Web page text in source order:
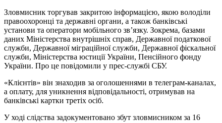
Зловмисник торгував закритою інформацією, якою володіли
правоохоронці та державні органи, а також банківські
установи та оператори мобільного зв’язку. Зокрема, базами
даних Міністерства внутрішніх справ, Державної податкової
служби, Державної міграційної служби, Державної фіскальної
служби, Міністерства юстиції України, Пенсійного фонду
України. Про це повідомили у прес-службі СБУ.
«Клієнтів» він знаходив за оголошеннями в телеграм-каналах,
а оплату, для уникнення відповідальності, отримував на
банківські картки третіх осіб.
У ході слідства задокументовано збут зловмисником за 16